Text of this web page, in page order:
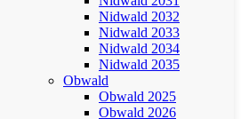
Nidwald 2032
Nidwald 2033
Nidwald 2034
Nidwald 2035
Obwald
Obwald 2025
Obwald 2026